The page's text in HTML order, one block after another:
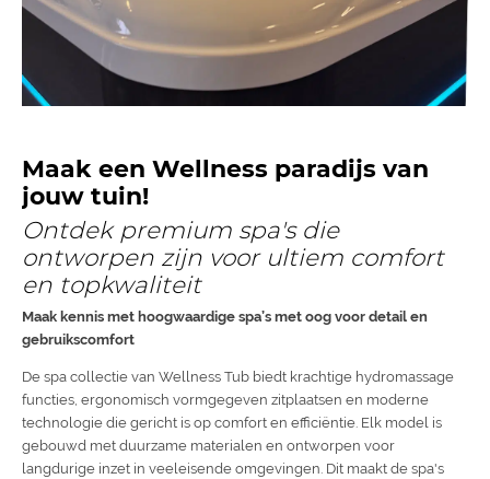
Maak een Wellness paradijs van
jouw tuin!
Ontdek premium spa's die
ontworpen zijn voor ultiem comfort
en topkwaliteit
Maak kennis met hoogwaardige spa’s met oog voor detail en
gebruikscomfort
De spa collectie van Wellness Tub biedt krachtige hydromassage
functies, ergonomisch vormgegeven zitplaatsen en moderne
technologie die gericht is op comfort en efficiëntie. Elk model is
gebouwd met duurzame materialen en ontworpen voor
langdurige inzet in veeleisende omgevingen. Dit maakt de spa's